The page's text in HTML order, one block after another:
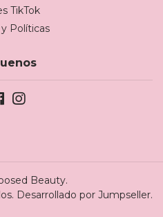
TikTok
Políticas
Beauty.
Desarrollado por Jumpseller.